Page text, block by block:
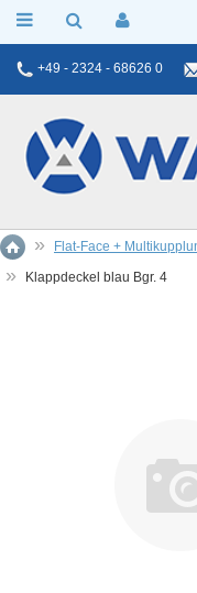
+49 - 2324 - 68626 0
Flat-Face +
Klappdeckel blau Bgr. 4